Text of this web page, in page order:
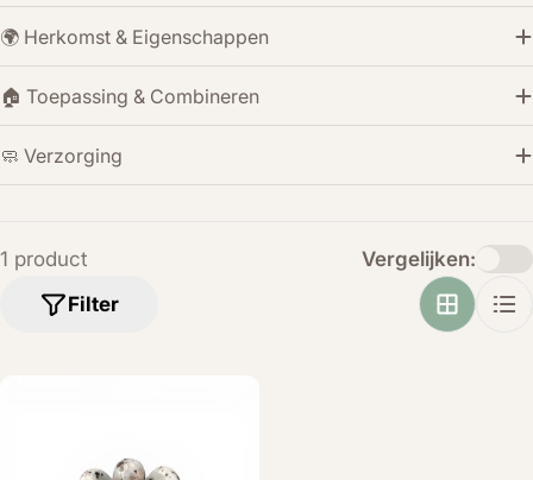
🌍 Herkomst & Eigenschappen
🏠 Toepassing & Combineren
🧼 Verzorging
1 product
Filter
Vergelijken: